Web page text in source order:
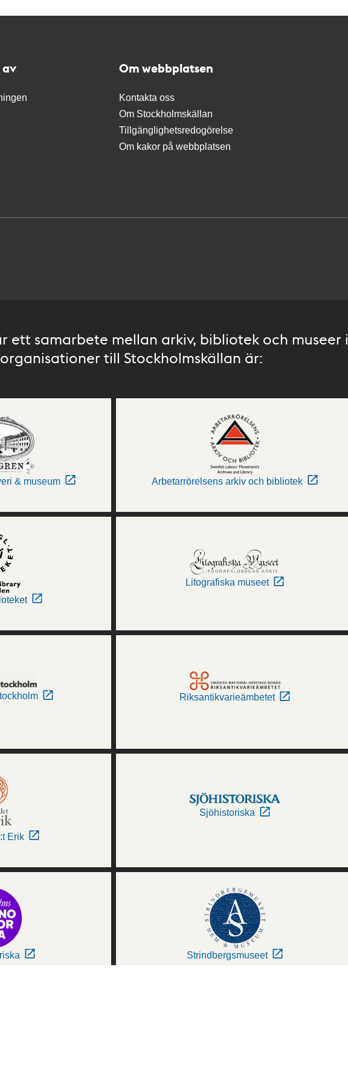
av Om webbplatsen
Kontakta oss
Om Stockholmskällan
Tillgänglighetsredogörelse
Om kakor på webbplatsen
ett samarbete mellan arkiv, bibliotek och museer i
till Stockholmskällan är:
& museum Arbetarrörelsens arkiv och bibliotek
Litografiska museet
Riksantikvarieämbetet
Erik
Sjöhistoriska
Strindbergsmuseet